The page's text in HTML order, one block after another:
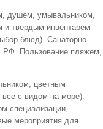
душем, умывальником,
и твердым инвентарем
блюд). Санаторно-
РФ. Пользование пляжем,
цветным
с видом на море).
специализации,
мероприятия для